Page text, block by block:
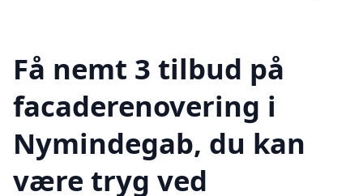
Få nemt 3 tilbud på
facaderenovering i
Nymindegab, du kan
være tryg ved